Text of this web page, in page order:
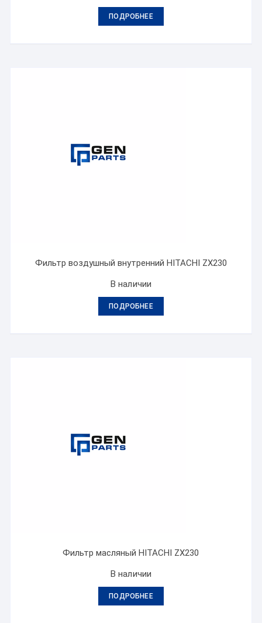
ПОДРОБНЕЕ
Фильтр воздушный внутренний HITACHI ZX230
В наличии
ПОДРОБНЕЕ
Фильтр масляный HITACHI ZX230
В наличии
ПОДРОБНЕЕ